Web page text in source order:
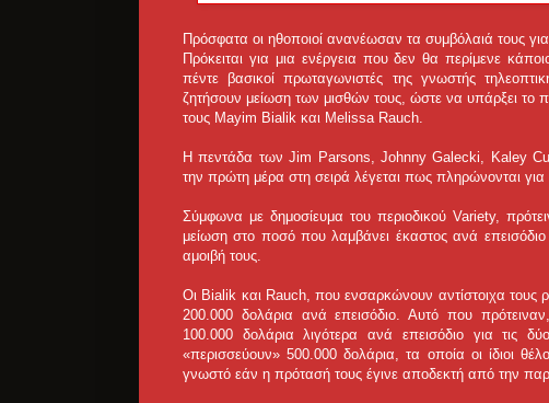
Πρόσφατα οι ηθοποιοί ανανέωσαν τα συμβόλαιά τους
Πρόκειται για μια ενέργεια που δεν θα περίμενε
πέντε βασικοί πρωταγωνιστές της γνωστής
ζητήσουν μείωση των μισθών τους, ώστε να υπάρξει το
τους Mayim Bialik και Melissa Rauch.
Η πεντάδα των Jim Parsons, Johnny Galecki, Kaley
την πρώτη μέρα στη σειρά λέγεται πως πληρώνονται
Σύμφωνα με δημοσίευμα του περιοδικού Variety,
μείωση στο ποσό που λαμβάνει έκαστος ανά
αμοιβή τους.
Οι Bialik και Rauch, που ενσαρκώνουν αντίστοιχα τους
200.000 δολάρια ανά επεισόδιο. Αυτό που
100.000 δολάρια λιγότερα ανά επεισόδιο για τις
«περισσεύουν» 500.000 δολάρια, τα οποία οι ίδιοι
γνωστό εάν η πρότασή τους έγινε αποδεκτή από την